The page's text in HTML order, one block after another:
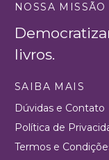
NOSSA MISSÃO
livros.
SAIBA MAIS
Dúvidas e Contato
Política de
Termos e